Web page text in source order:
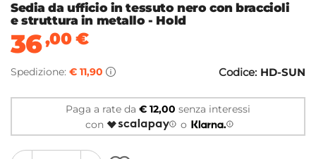
Sedia da ufficio in tessuto nero con braccioli
e struttura in metallo - Hold
36,00€
Spedizione: € 11,90 Codice: HD-SUN
Paga a rate da € 12,00 senza interessi
con
o